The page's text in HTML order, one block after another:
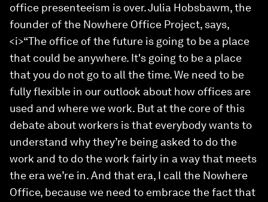
office presenteeism is over. Julia Hobsbawm, the
founder of the Nowhere Office Project, says,
<i>“The office of the future is going to be a place
that could be anywhere. It's going to be a place
that you do not go to all the time. We need to be
fully flexible in our outlook about how offices are
used and where we work. But at the core of this
debate about workers is that everybody wants to
understand why they’re being asked to do the
work and to do the work fairly in a way that meets
the era we’re in. And that era, I call the Nowhere
Office, because we need to embrace the fact that